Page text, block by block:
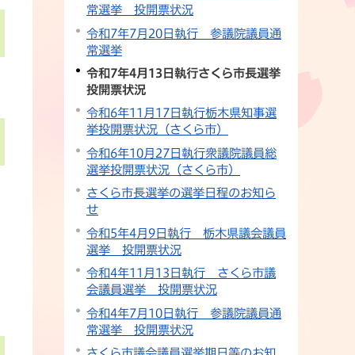
常選挙 投開票状況
令和7年7月20日執行 参議院議員通
常選挙
令和7年4月13日執行さくら市長選挙
投開票状況
令和6年11月17日執行栃木県知事選
挙投開票状況（さくら市）
令和6年10月27日執行衆議院議員総
選挙投開票状況（さくら市）
さくら市長選挙の選挙日程のお知ら
せ
令和5年4月9日執行 栃木県議会議員
選挙 投開票状況
令和4年11月13日執行 さくら市議
会議員選挙 投開票状況
令和4年7月10日執行 参議院議員通
常選挙 投開票状況